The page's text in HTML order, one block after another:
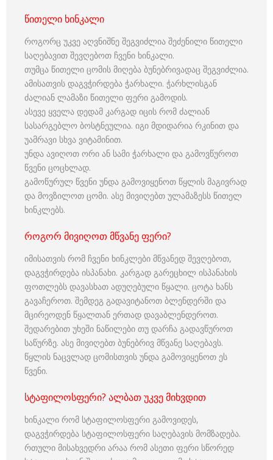
წითელი ხინკალი
როგორც უკვე აღვნიშნე შეგვიძლია შეძენილი წითელი
საღებავით შევღებოთ ჩვენი ხინკალი.
თუმცა წითელი ცომის მიღება ბუნებრივადაც შეგვიძლია.
ამისათვის დაგვჭირდება ჭარხალი. ჭარხლისგან
ძალიან ლამაზი წითელი ფერი გამოდის.
ასევე ყველა დედამ კარგად იცის რომ ძალიან
სასარგებლო ბოსტნეულია. იგი მდიდარია რკინით და
უამრავი სხვა ვიტამინით.
უნდა ავიღოთ ორი ან სამი ჭარხალი და გამოვწუროთ
წვენი ცოცხლად.
გამოწურულ წვენი უნდა გამოვიყენოთ წყლის მაგივრად
და მოვზილოთ ცომი. ასე მივიღებთ ულამაზესს წითელ
ხინკლებს.
როგორ მივიღოთ მწვანე ფერი?
იმისათვის რომ ჩვენი ხინკლები მწვანედ შევღებოთ,
დაგვჭირდება ისპანახი. კარგად გარეცხილ ისპანახის
ფოთლებს დავასხათ ადუღებული წყალი. ცოტა ხანს
გავაჩეროთ. შემდეგ გადავიტანოთ ბლენდერში და
მცირეოდენ წყალთან ერთად დავაბლენდეროთ.
შედარებით უხეში ნაწილები თუ დარჩა გადავწუროთ
საწურზე. ასე მივიღებთ ბუნებრივ მწვანე საღებავს.
წყლის ნაცვლად ცომისთვის უნდა გამოვიყენოთ ეს
წვენი.
სტაფილოსფერი? ალბათ უკვე მიხვდით
ხინკალი რომ სტაფილოსფერი გამოვიდეს,
დაგვჭირდება სტაფილოსფერი საღებავის მომზადება.
რთული მისახვედრი არაა რომ ასეთი ფერი სწორედ